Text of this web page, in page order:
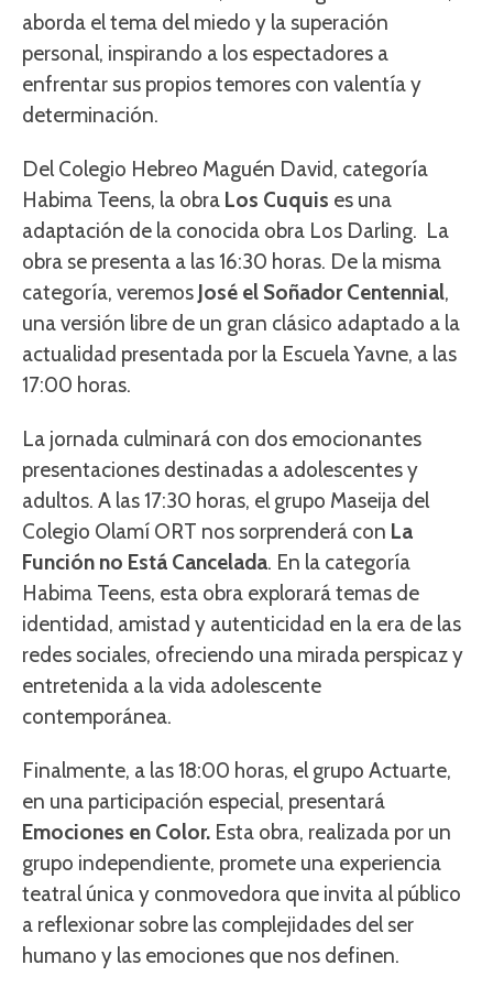
aborda el tema del miedo y la superación
personal, inspirando a los espectadores a
enfrentar sus propios temores con valentía y
determinación.
Del Colegio Hebreo Maguén David, categoría
Habima Teens, la obra Los Cuquis es una
adaptación de la conocida obra Los Darling. La
obra se presenta a las 16:30 horas. De la misma
categoría, veremos José el Soñador Centennial,
una versión libre de un gran clásico adaptado a la
actualidad presentada por la Escuela Yavne, a las
17:00 horas.
La jornada culminará con dos emocionantes
presentaciones destinadas a adolescentes y
adultos. A las 17:30 horas, el grupo Maseija del
Colegio Olamí ORT nos sorprenderá con La
Función no Está Cancelada. En la categoría
Habima Teens, esta obra explorará temas de
identidad, amistad y autenticidad en la era de las
redes sociales, ofreciendo una mirada perspicaz y
entretenida a la vida adolescente
contemporánea.
Finalmente, a las 18:00 horas, el grupo Actuarte,
en una participación especial, presentará
Emociones en Color. Esta obra, realizada por un
grupo independiente, promete una experiencia
teatral única y conmovedora que invita al público
a reflexionar sobre las complejidades del ser
humano y las emociones que nos definen.